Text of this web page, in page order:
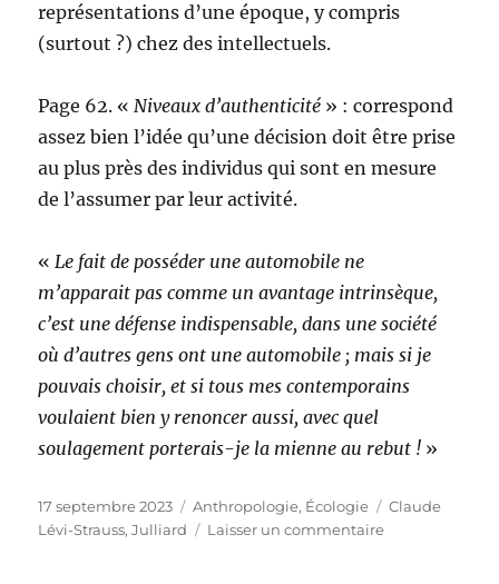
représentations d’une époque, y compris
(surtout ?) chez des intellectuels.
Page 62. «Niveaux d’authenticité » : correspond
assez bien l’idée qu’une décision doit être prise
au plus près des individus qui sont en mesure
de l’assumer par leur activité.
«Le fait de posséder une automobile ne
m’apparait pas comme un avantage intrinsèque,
c’est une défense indispensable, dans une société
où d’autres gens ont une automobile ; mais si je
pouvais choisir, et si tous mes contemporains
voulaient bien y renoncer aussi, avec quel
soulagement porterais-je la mienne au rebut ! »
Publié
le
17 septembre 2023 Catégories
Anthropologie, Écologie Étiquettes
Claude
Lévi-Strauss,Julliard Laisser un commentairesur